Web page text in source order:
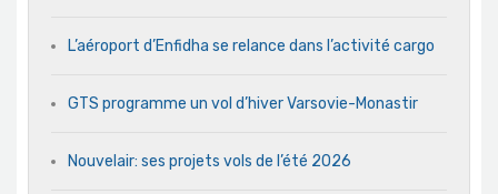
L’aéroport d’Enfidha se relance dans l’activité cargo
GTS programme un vol d’hiver Varsovie-Monastir
Nouvelair: ses projets vols de l’été 2026